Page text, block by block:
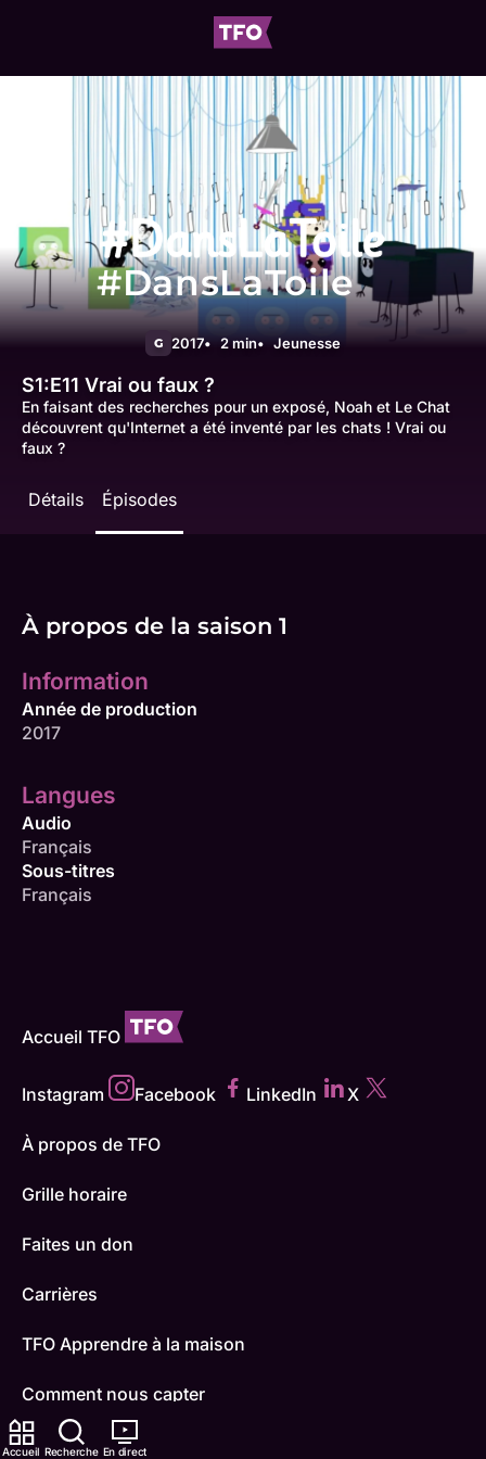
Accueil Recherche En direct
#DansLaToile
G 2017 2 min Jeunesse
S1:E11 Vrai ou faux ?
En faisant des recherches pour un exposé, Noah et Le Chat
découvrent qu'Internet a été inventé par les chats ! Vrai ou
faux ?
Détails Épisodes
À propos de la saison 1
Information
Année de production
2017
Langues
Audio
Français
Sous-titres
Français
Accueil TFO
Instagram Facebook LinkedIn X
À propos de TFO
Grille horaire
Faites un don
Carrières
TFO Apprendre à la maison
Comment nous capter
Contactez-nous